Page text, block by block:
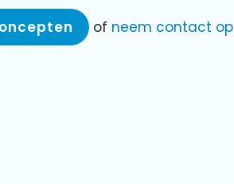
of neem contact op